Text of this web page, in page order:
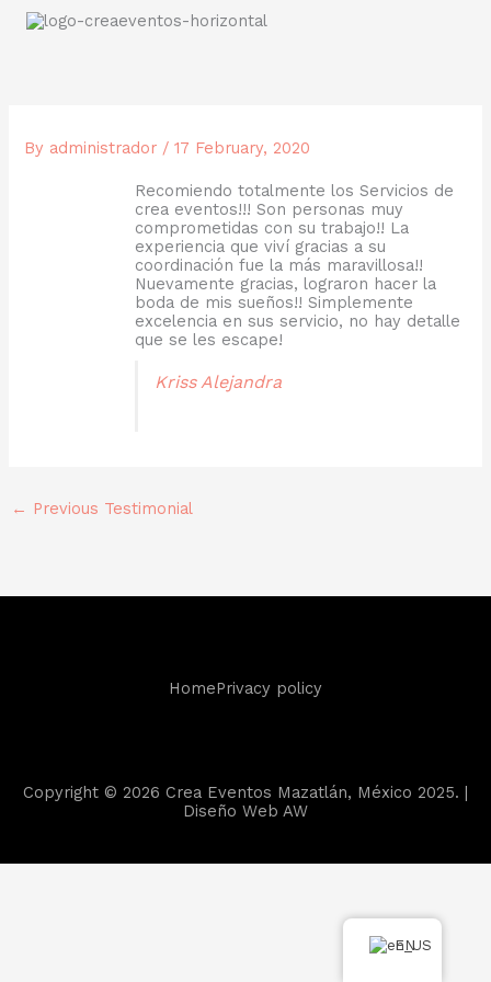
Skip
By administrador /17 February, 2020
Recomiendo totalmente los Servicios de
crea eventos!!! Son personas muy
comprometidas con su trabajo!! La
experiencia que viví gracias a su
coordinación fue la más maravillosa!!
Nuevamente gracias, lograron hacer la
boda de mis sueños!! Simplemente
excelencia en sus servicio, no hay detalle
que se les escape!
Kriss Alejandra
← Previous Testimonial
HomePrivacy policy
Copyright © 2026 Crea Eventos Mazatlán, México 2025. |
Diseño Web AW
EN